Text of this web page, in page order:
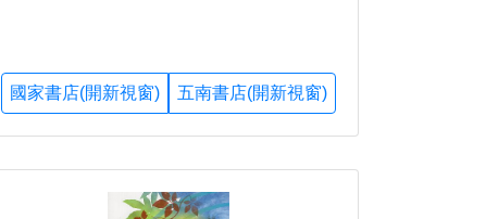
國家書店(開新視窗) 五南書店(開新視窗)